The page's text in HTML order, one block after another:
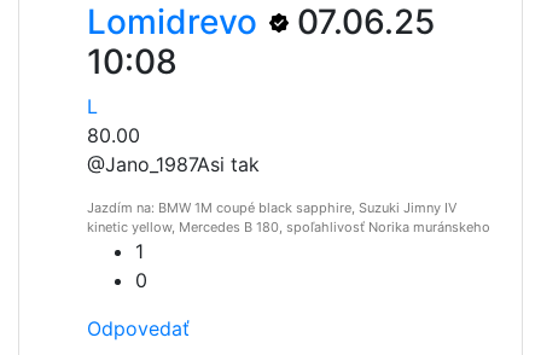
Lomidrevo
07.06.25
10:08
L
80.00
@Jano_1987Asi tak
Jazdím na: BMW 1M coupé black sapphire, Suzuki Jimny IV
kinetic yellow, Mercedes B 180, spoľahlivosť Norika muránskeho
1
0
Odpovedať